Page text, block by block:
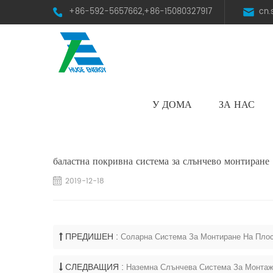
+86-592-5657662,+86-15080327917
У ДОМА ЗА НАС
баластна покривна система за слънчево монтиране
2019-12-18
ПРЕДИШЕН : Соларна Система За Монтиране На
СЛЕДВАЩИЯ : Наземна Слънчева Система За Монтаж